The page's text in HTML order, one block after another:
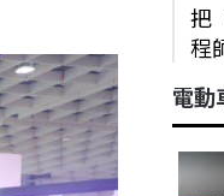
把
程
電動